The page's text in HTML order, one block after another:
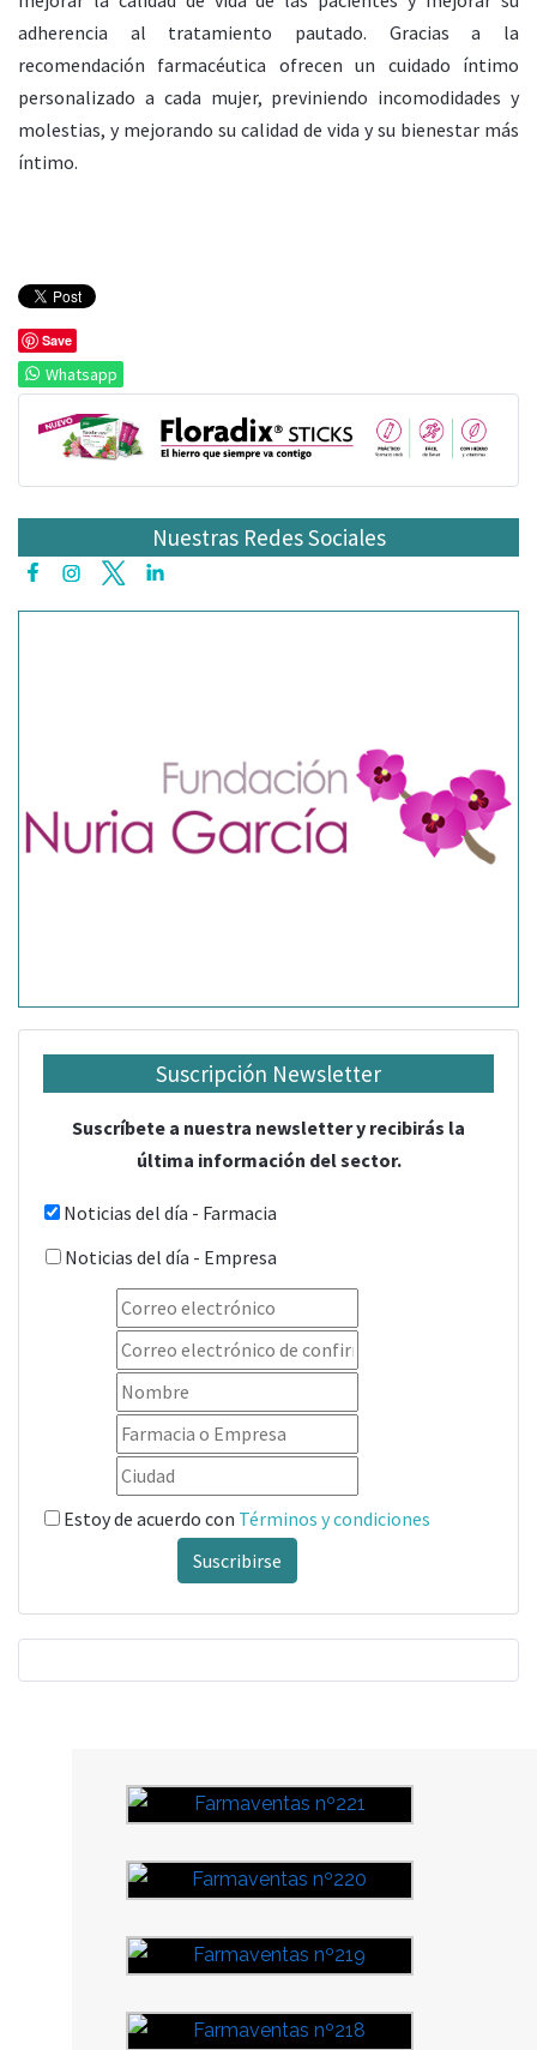
adherencia al tratamiento pautado.​ Gracias a la
recomendación farmacéutica ofrecen un cuidado íntimo
personalizado a cada mujer, previniendo incomodidades y
molestias, y mejorando su calidad de vida y su bienestar más
íntimo.
Save
Whatsapp
Nuestras Redes Sociales
Suscripción Newsletter
Suscríbete a nuestra newsletter y recibirás la
última información del sector.
Noticias del día - Farmacia
Noticias del día - Empresa
Estoy de acuerdo con Términos y condiciones
Suscribirse